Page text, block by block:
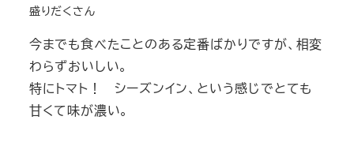
盛りだくさん
今までも食べたことのある定番ばかりですが、相変
わらずおいしい。
特にトマト！ シーズンイン、という感じでとても
甘くて味が濃い。